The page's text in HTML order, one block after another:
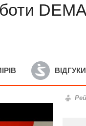
ВІДГУКИ